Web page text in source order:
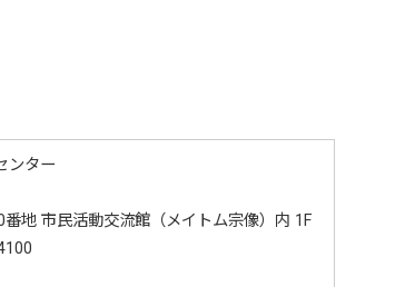
ンター
地 市民活動交流館（メイトム宗像）内 1F